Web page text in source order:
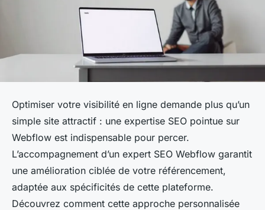
Optimiser votre visibilité en ligne demande plus qu’un
simple site attractif : une expertise SEO pointue sur
Webflow est indispensable pour percer.
L’accompagnement d’un expert SEO Webflow garantit
une amélioration ciblée de votre référencement,
adaptée aux spécificités de cette plateforme.
Découvrez comment cette approche personnalisée